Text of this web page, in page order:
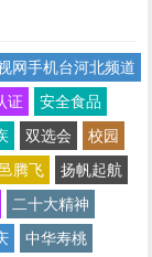
网手机台河北频道
证
安全食品
双选会
校园
腾飞
扬帆起航
二十大精神
中华寿桃